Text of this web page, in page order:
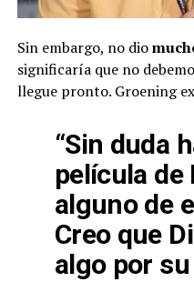
Sin embargo, no dio
significaría que no
llegue pronto. Groening
“Sin duda
película de
alguno de
Creo que
algo por su